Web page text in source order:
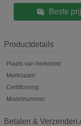
Beste
Productdetails
Plaats van herkomst:
Merknaam:
Certificering:
Modelnummer:
Betalen &